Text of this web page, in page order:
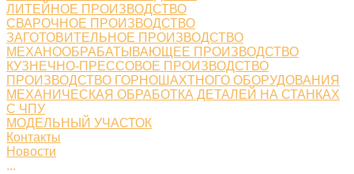
ЛИТЕЙНОЕ ПРОИЗВОДСТВО
СВАРОЧНОЕ ПРОИЗВОДСТВО
ЗАГОТОВИТЕЛЬНОЕ ПРОИЗВОДСТВО
МЕХАНООБРАБАТЫВАЮЩЕЕ ПРОИЗВОДСТВО
КУЗНЕЧНО-ПРЕССОВОЕ ПРОИЗВОДСТВО
ПРОИЗВОДСТВО ГОРНОШАХТНОГО ОБОРУДОВАНИЯ
МЕХАНИЧЕСКАЯ ОБРАБОТКА ДЕТАЛЕЙ НА СТАНКАХ
С ЧПУ
МОДЕЛЬНЫЙ УЧАСТОК
Контакты
Новости
...